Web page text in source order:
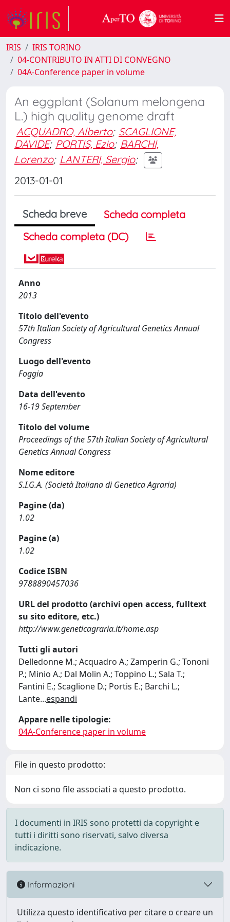
IRIS
IRIS TORINO
04-CONTRIBUTO IN ATTI DI CONVEGNO
04A-Conference paper in volume
An eggplant (Solanum melongena
L.) high quality genome draft
ACQUADRO, Alberto; SCAGLIONE,
DAVIDE; PORTIS, Ezio; BARCHI,
Lorenzo; LANTERI, Sergio;
2013-01-01
Scheda breve
Scheda completa
Scheda completa (DC)
Anno
2013
Titolo dell'evento
57th Italian Society of Agricultural Genetics Annual
Congress
Luogo dell'evento
Foggia
Data dell'evento
16-19 September
Titolo del volume
Proceedings of the 57th Italian Society of Agricultural
Genetics Annual Congress
Nome editore
S.I.G.A. (Società Italiana di Genetica Agraria)
Pagine (da)
1.02
Pagine (a)
1.02
Codice ISBN
9788890457036
URL del prodotto (archivi open access, fulltext
su sito editore, etc.)
http://www.geneticagraria.it/home.asp
Tutti gli autori
Delledonne M.; Acquadro A.; Zamperin G.; Tononi
P.; Minio A.; Dal Molin A.; Toppino L.; Sala T.;
Fantini E.; Scaglione D.; Portis E.; Barchi L.;
Lante...espandi
Appare nelle tipologie:
04A-Conference paper in volume
File in questo prodotto:
Non ci sono file associati a questo prodotto.
I documenti in IRIS sono protetti da copyright e
tutti i diritti sono riservati, salvo diversa
indicazione.
Informazioni
Utilizza questo identificativo per citare o creare un